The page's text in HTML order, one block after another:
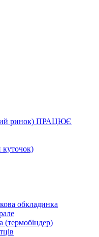
ринок) ПРАЦЮЄ
куточок)
обкладинка
(термобіндер)